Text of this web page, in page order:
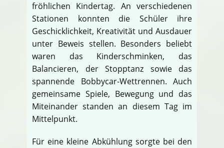
fröhlichen Kindertag. An verschiedenen
Stationen konnten die Schüler ihre
Geschicklichkeit, Kreativität und Ausdauer
unter Beweis stellen. Besonders beliebt
waren das Kinderschminken, das
Balancieren, der Stopptanz sowie das
spannende Bobbycar-Wettrennen. Auch
gemeinsame Spiele, Bewegung und das
Miteinander standen an diesem Tag im
Mittelpunkt.
Für eine kleine Abkühlung sorgte bei den